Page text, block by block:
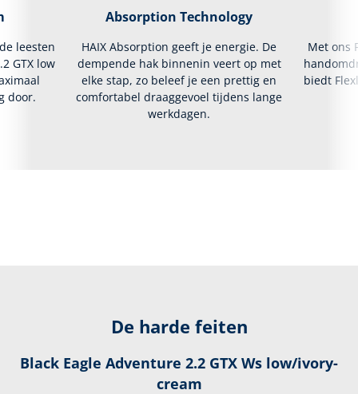
leesten
GTX low
door.
Absorption Technology
HAIX Absorption geeft je energie. De
dempende hak binnenin veert op met
elke stap, zo beleef je een prettig en
comfortabel draaggevoel tijdens lange
werkdagen.
Met ons
biedt
De harde feiten
Black Eagle Adventure 2.2 GTX Ws low/ivory-
cream